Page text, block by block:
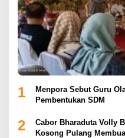
1
Menpora Sebut Guru
Pembentukan SDM
2
Cabor Bharaduta Volly
Kosong Pulang